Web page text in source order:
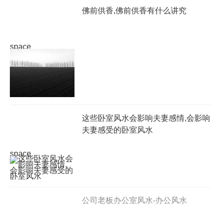
space
佛前供香,佛前供香有什么讲究
space
这些卧室风水会影响夫妻感情,会影响
夫妻感受的卧室风水
公司老板办公室风水-办公风水